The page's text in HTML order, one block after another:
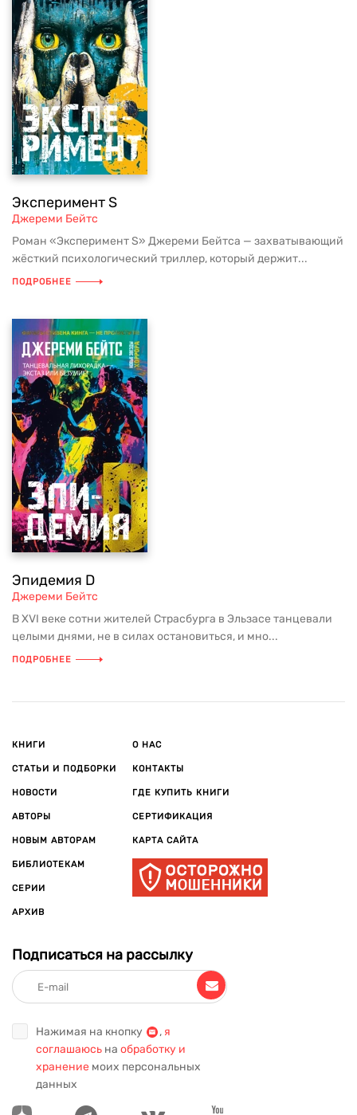
Эксперимент S
Джереми Бейтс
Роман «Эксперимент S» Джереми Бейтса — захватывающий
жёсткий психологический триллер, который держит...
ПОДРОБНЕЕ
Эпидемия D
Джереми Бейтс
В XVI веке сотни жителей Страсбурга в Эльзасе танцевали
целыми днями, не в силах остановиться, и мно...
ПОДРОБНЕЕ
КНИГИ
СТАТЬИ И ПОДБОРКИ
НОВОСТИ
АВТОРЫ
НОВЫМ АВТОРАМ
БИБЛИОТЕКАМ
СЕРИИ
АРХИВ
О НАС
КОНТАКТЫ
ГДЕ КУПИТЬ КНИГИ
СЕРТИФИКАЦИЯ
КАРТА САЙТА
Подписаться на рассылку
Нажимая на кнопку , я
соглашаюсь на обработку и
хранение моих персональных
данных